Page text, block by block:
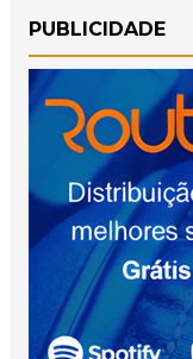
PUBLICIDADE